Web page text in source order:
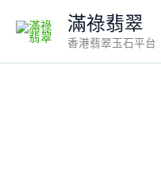
content
滿祿翡翠
香港翡翠玉石平台